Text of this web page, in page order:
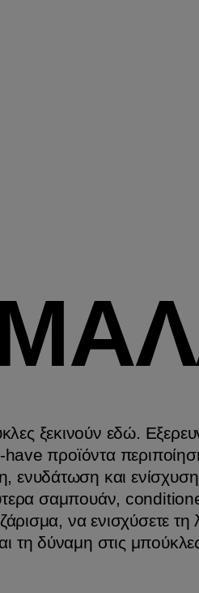
ξεκινούν εδώ.
προϊόντα
ενυδάτωση και
σαμπουάν,
να ενισχύσετε
τη δύναμη στις